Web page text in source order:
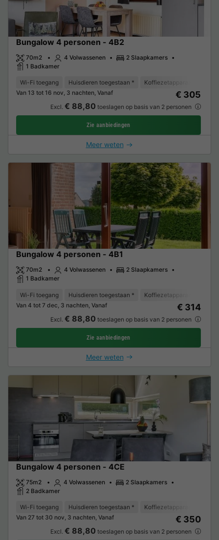
Bungalow 4 personen - 4B2
70m2 4 Volwassenen
2 Slaapkamers
1 Badkamer
Wi-Fi toegang Huisdieren toegestaan * Koffiezetapparaat
Van 13 tot 16 nov, 3 nachten, Vanaf
€ 305
Excl. € 88,80 toeslagen op basis van 2 personen
Zie aanbiedingen
Meer weten
Bungalow 4 personen - 4B1
70m2 4 Volwassenen
2 Slaapkamers
1 Badkamer
Wi-Fi toegang Huisdieren toegestaan * Koffiezetapparaat
Van 4 tot 7 dec, 3 nachten, Vanaf
€ 314
Excl. € 88,80 toeslagen op basis van 2 personen
Zie aanbiedingen
Meer weten
Bungalow 4 personen - 4CE
75m2 4 Volwassenen
2 Slaapkamers
2 Badkamer
Wi-Fi toegang Huisdieren toegestaan * Koffiezetapparaat
Van 27 tot 30 nov, 3 nachten, Vanaf
€ 350
Excl. € 88,80 toeslagen op basis van 2 personen